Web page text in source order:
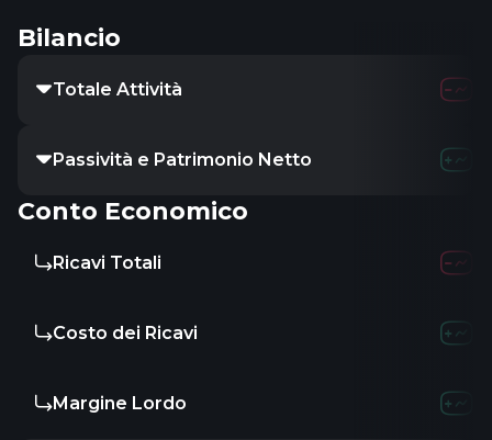
Bilancio
Totale Attività 62.77B
Passività e Patrimonio Netto
Conto Economico
Ricavi Totali 30.41B
Costo dei Ricavi 23.82B
Margine Lordo 6.59B